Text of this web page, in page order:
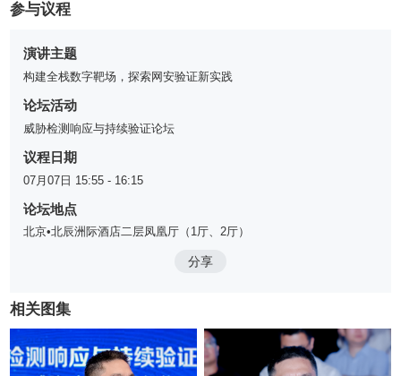
参与议程
演讲主题
构建全栈数字靶场，探索网安验证新实践
论坛活动
威胁检测响应与持续验证论坛
议程日期
07月07日 15:55 - 16:15
论坛地点
北京•北辰洲际酒店二层凤凰厅（1厅、2厅）
分享
相关图集